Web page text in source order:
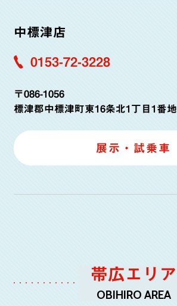
中標津店
0153-72-3228
〒086-1056
標津郡中標津町東16条北1丁目1番地
展示・試乗車
帯広エリア
OBIHIRO AREA